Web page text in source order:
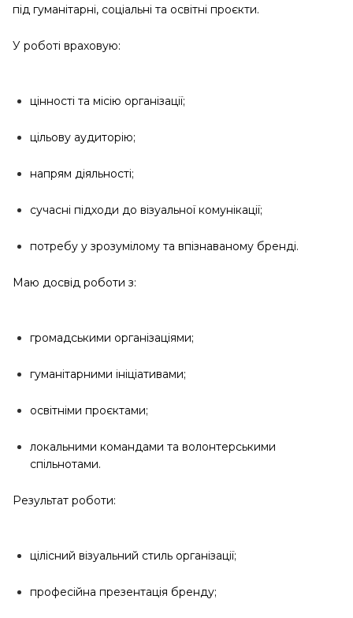
під гуманітарні, соціальні та освітні проєкти.
У роботі враховую:
цінності та місію організації;
цільову аудиторію;
напрям діяльності;
сучасні підходи до візуальної комунікації;
потребу у зрозумілому та впізнаваному бренді.
Маю досвід роботи з:
громадськими організаціями;
гуманітарними ініціативами;
освітніми проєктами;
локальними командами та волонтерськими
спільнотами.
Результат роботи:
цілісний візуальний стиль організації;
професійна презентація бренду;